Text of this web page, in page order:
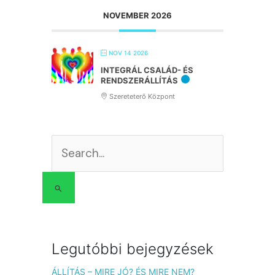
NOVEMBER 2026
NOV 14 2026
INTEGRÁL CSALÁD- ÉS
RENDSZERÁLLÍTÁS
Szereteterő Központ
Search
for:
Legutóbbi bejegyzések
ÁLLÍTÁS – MIRE JÓ? ÉS MIRE NEM?